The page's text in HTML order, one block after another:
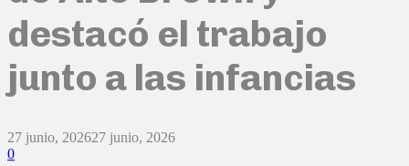
destacó el trabajo
junto a las infancias
27 junio, 202627 junio, 2026
0